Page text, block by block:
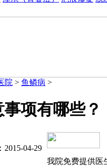
院 > 鱼鳞病 >
项有哪些？
04-29
我院免费提供医